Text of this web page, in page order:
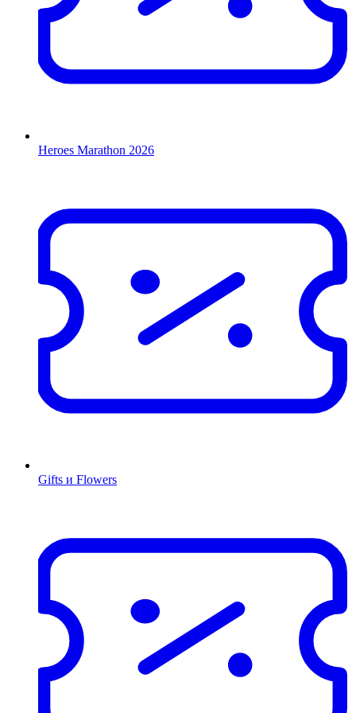
Heroes Marathon 2026
Gifts и Flowers